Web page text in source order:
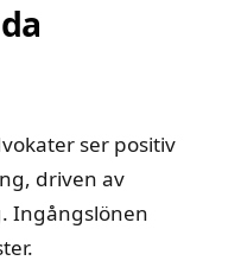
ser positiv
driven av
Ingångslönen